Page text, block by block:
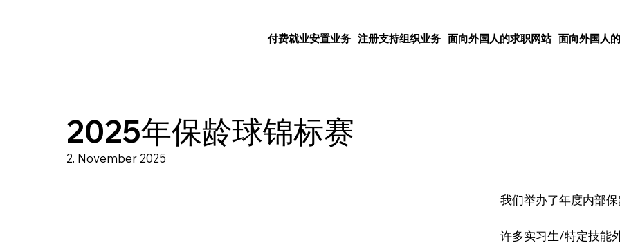
付费就业安置业务 注册支持组织业务 面向外国人的求职网站 面向外国人
2025年保龄球锦标赛
2. November 2025
我们举办了年度内部保
许多实习生/特定技能